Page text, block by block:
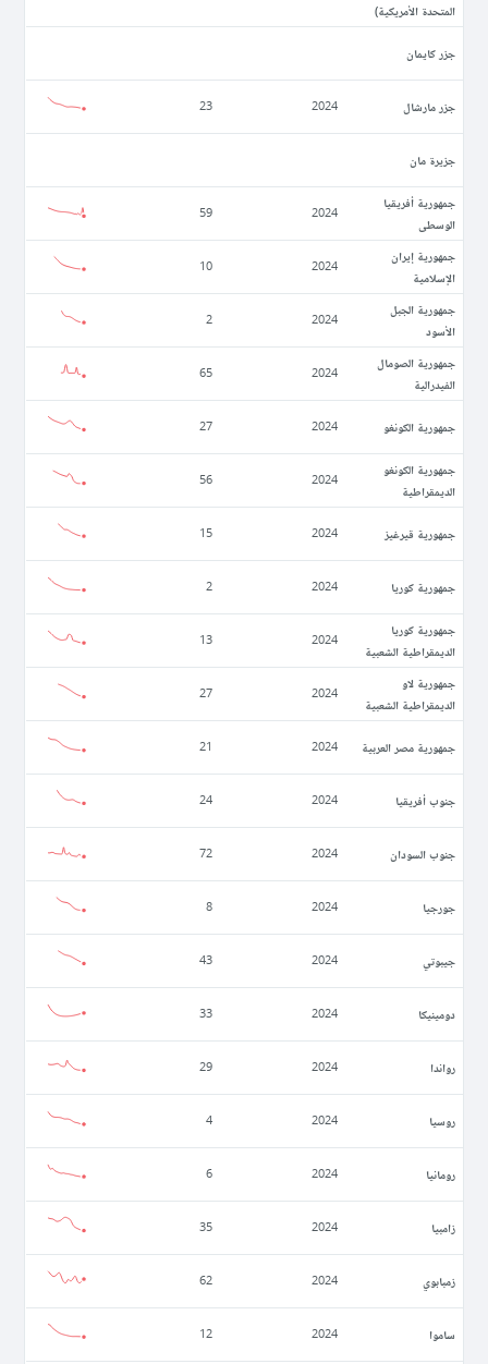
المتحدة الأمريكية)
جزر كايمان
جزر مارشال 2024
23
جزيرة مان
جمهورية أفريقيا
الوسطى
2024
59
جمهورية إيران
الإسلامية
2024
10
جمهورية الجبل
الأسود
2024
2
جمهورية الصومال
الفيدرالية
2024
65
جمهورية الكونغو 2024
27
جمهورية الكونغو
الديمقراطية
2024
56
جمهورية قيرغيز 2024
15
جمهورية كوريا 2024
2
جمهورية كوريا
الديمقراطية الشعبية
2024
13
جمهورية لاو
الديمقراطية الشعبية
2024
27
جمهورية مصر العربية 2024
21
جنوب أفريقيا 2024
24
جنوب السودان 2024
72
جورجيا 2024
8
جيبوتي 2024
43
دومينيكا 2024
33
رواندا 2024
29
روسيا 2024
4
رومانيا 2024
6
زامبيا 2024
35
زمبابوي 2024
62
ساموا 2024
12